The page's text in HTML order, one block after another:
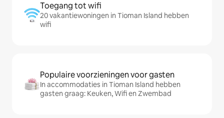
Toegang tot wifi
20 vakantiewoningen in Tioman Island hebben
wifi
Populaire voorzieningen voor gasten
In accommodaties in Tioman Island hebben
gasten graag: Keuken, Wifi en Zwembad